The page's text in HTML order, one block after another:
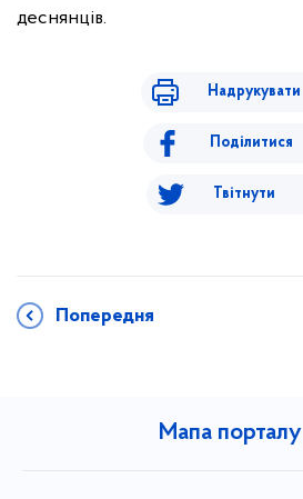
деснянців.
Надрукувати
Поділитися
Твітнути
Попередня
Мапа порталу